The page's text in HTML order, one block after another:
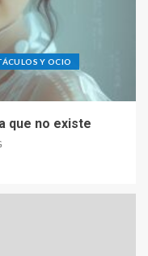
Y OCIO
que no existe